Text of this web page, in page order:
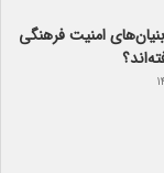
امنیت فرهنگی